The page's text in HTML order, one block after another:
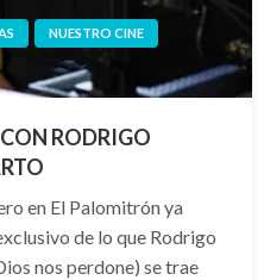
NUESTRO CINE
RODRIGO
en El Palomitrón ya
de lo que Rodrigo
nos perdone) se trae